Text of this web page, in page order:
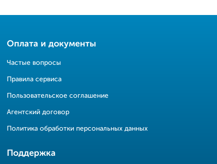
Оплата и документы
Частые вопросы
Правила сервиса
Пользовательское соглашение
Агентский договор
Политика обработки персональных данных
Поддержка